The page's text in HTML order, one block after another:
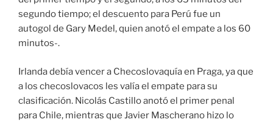
segundo tiempo; el descuento para Perú fue un
autogol de Gary Medel, quien anotó el empate a los 60
minutos-.
Irlanda debía vencer a Checoslovaquía en Praga, ya que
a los checoslovacos les valía el empate para su
clasificación. Nicolás Castillo anotó el primer penal
para Chile, mientras que Javier Mascherano hizo lo